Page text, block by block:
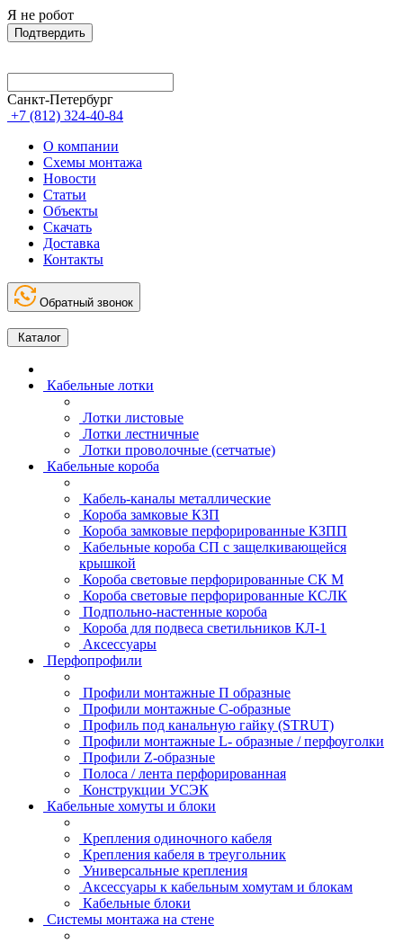
Я не робот
Подтвердить
Санкт-Петербург
+7 (812) 324-40-84
О компании
Схемы монтажа
Новости
Статьи
Объекты
Скачать
Доставка
Контакты
Обратный звонок
Каталог
Кабельные лотки
Лотки листовые
Лотки лестничные
Лотки проволочные (сетчатые)
Кабельные короба
Кабель-каналы металлические
Короба замковые КЗП
Короба замковые перфорированные КЗПП
Кабельные короба СП с защелкивающейся
крышкой
Короба световые перфорированные СК М
Короба световые перфорированные КСЛК
Подпольно-настенные короба
Короба для подвеса светильников КЛ-1
Аксессуары
Перфопрофили
Профили монтажные П образные
Профили монтажные C-образные
Профиль под канальную гайку (STRUT)
Профили монтажные L- образные / перфоуголки
Профили Z-образные
Полоса / лента перфорированная
Конструкции УСЭК
Кабельные хомуты и блоки
Крепления одиночного кабеля
Крепления кабеля в треугольник
Универсальные крепления
Аксессуары к кабельным хомутам и блокам
Кабельные блоки
Системы монтажа на стене